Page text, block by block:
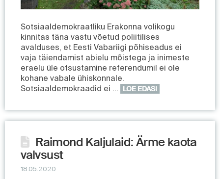
Sotsiaaldemokraatliku Erakonna volikogu
kinnitas täna vastu võetud poliitilises
avalduses, et Eesti Vabariigi põhiseadus ei
vaja täiendamist abielu mõistega ja inimeste
eraelu üle otsustamine referendumil ei ole
kohane vabale ühiskonnale.
Sotsiaaldemokraadid ei …
LOE EDASI
Raimond Kaljulaid: Ärme kaota
valvsust
18.05.2020